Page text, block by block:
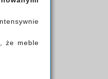
że meble